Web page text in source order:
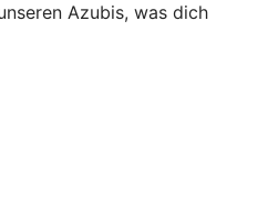
Azubis, was dich